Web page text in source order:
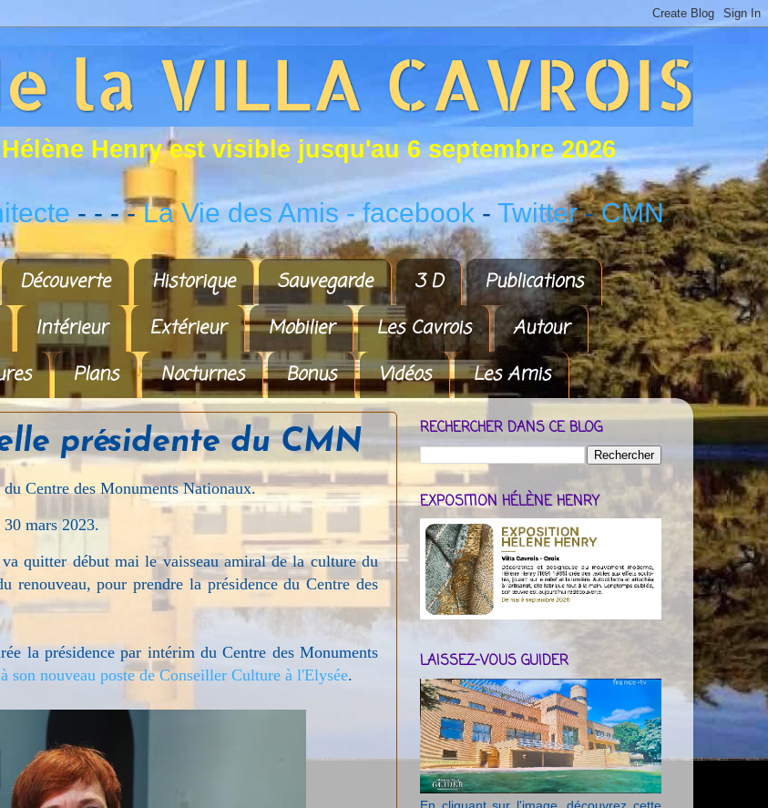
Hé ène Henry est visi b e jusqu'au 6 septembre 2026
- - - -La Vie des Amis- facebook - Twitter -CMN
Découverte Historique Sauvegarde 3 D
Publications
Intérieur Extérieur Mobilier Les Cavrois
Autour
Plans Nocturnes Bonus Vidéos Les Amis
présidente du CMN
Centre des Monuments Nationaux.
mars 2023.
quitter début mai le vaisseau amiral de la culture du
pour prendre la présidence du Centre des
la présidence par intérim du Centre des Monuments
nouveau poste de Conseiller Culture à l'Elysée.
RECHERCHER DANS CE BLOG
EXPOSITION HÉLÈNE HENRY
LAISSEZ-VOUS GUIDER